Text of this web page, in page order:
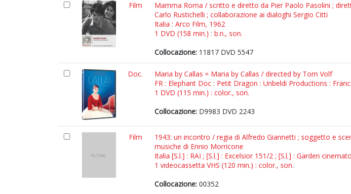
Film
Mamma Roma / scritto e diretto da Pier Paolo Pasolini ;
Carlo Rustichelli ; collaborazione ai dialoghi Sergio Citti
Italia : Arco Film, 1962
1 DVD (158 min.) : b.n., son.
Collocazione: 11817 DVD 5547
Doc.
Maria by Callas = Maria by Callas / directed by Tom Volf
FR : Elephant Doc : Petit Dragon : Unbeldi Productions :
1 DVD (115 min.) : color., son.
Collocazione: D9983 DVD 2243
Film
1943: un incontro / regia di Alfredo Giannetti ; soggetto e
musiche di Ennio Morricone
Italia [S.l.] : RAI ; [S.l.] : Excelsior 151/2 ; [S.l.] : Garden
1 videocassetta VHS (120 min.) : color., son.
Collocazione: 00352